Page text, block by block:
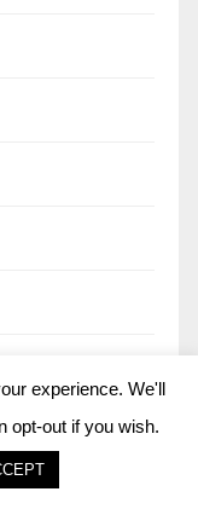
experience. We'll
opt-out if you wish.